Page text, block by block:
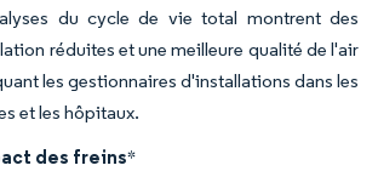
du cycle de vie total montrent des
réduites et une meilleure qualité de l'air
les gestionnaires d'installations dans les
et les hôpitaux.
des freins*